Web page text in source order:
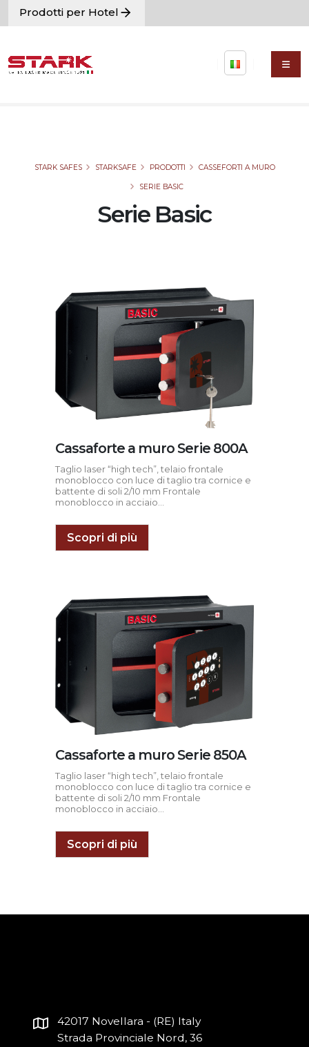
Prodotti per Hotel
STARK SAFES STARKSAFE PRODOTTI CASSEFORTI A MURO
SERIE BASIC
Serie Basic
Cassaforte a muro Serie 800A
Taglio laser “high tech”, telaio frontale
monoblocco con luce di taglio tra cornice e
battente di soli 2/10 mm Frontale
monoblocco in acciaio...
Scopri di più
Cassaforte a muro Serie 850A
Taglio laser “high tech”, telaio frontale
monoblocco con luce di taglio tra cornice e
battente di soli 2/10 mm Frontale
monoblocco in acciaio...
Scopri di più
42017 Novellara - (RE) Italy
Strada Provinciale Nord, 36